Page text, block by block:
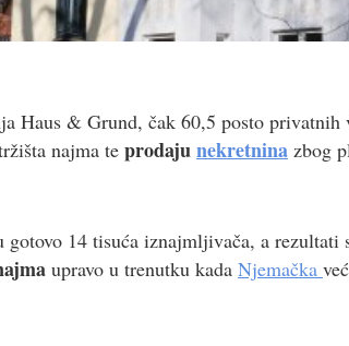
Haus & Grund, čak 60,5 posto privatnih
najma te prodajunekretnina zbog
gotovo 14 tisuća iznajmljivača, a
upravo u trenutku kada Njemačka